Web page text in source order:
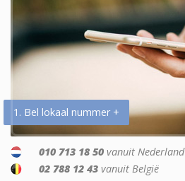
1. Bel lokaal nummer +
010 713 18 50 vanuit Nederland
02 788 12 43 vanuit België